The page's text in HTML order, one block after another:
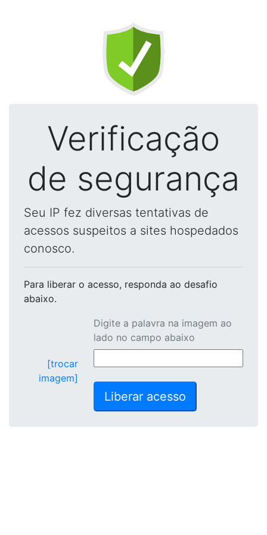
Verificação
de segurança
Seu IP fez diversas tentativas de
acessos suspeitos a sites hospedados
conosco.
Para liberar o acesso, responda ao desafio
abaixo.
[trocar
imagem]
Digite a palavra na imagem ao
lado no campo abaixo